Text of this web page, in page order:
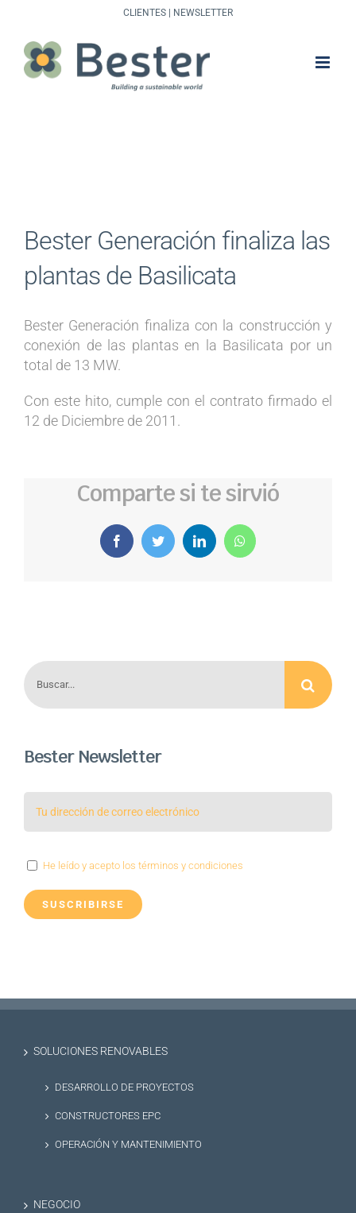
contenido
CLIENTES NEWSLETTER
Bester Generación finaliza las
plantas de Basilicata
Bester Generación finaliza con la construcción y
conexión de las plantas en la Basilicata por un
total de 13 MW.
Con este hito, cumple con el contrato firmado el
12 de Diciembre de 2011.
Comparte si te sirvió
FacebookTwitter LinkedInWhatsApp
Buscar:
Bester Newsletter
He leído y acepto los términos y condiciones
SOLUCIONES RENOVABLES
DESARROLLO DE PROYECTOS
CONSTRUCTORES EPC
OPERACIÓN Y MANTENIMIENTO
NEGOCIO